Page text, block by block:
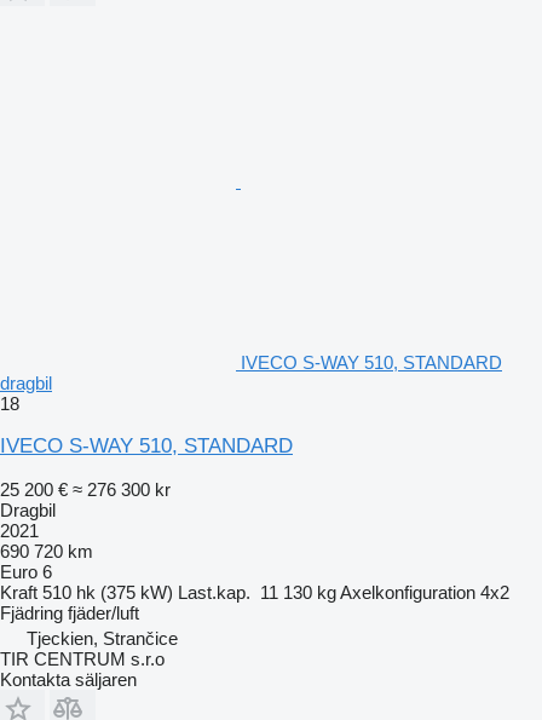
IVECO S-WAY 510, STANDARD
dragbil
18
IVECO S-WAY 510, STANDARD
25 200 € ≈ 276 300 kr
Dragbil
2021
690 720 km
Euro 6
Kraft 510 hk (375 kW) Last.kap. 11 130 kgAxelkonfiguration 4x2
Fjädring fjäder/luft
Tjeckien, Strančice
TIR CENTRUM s.r.o
Kontakta säljaren